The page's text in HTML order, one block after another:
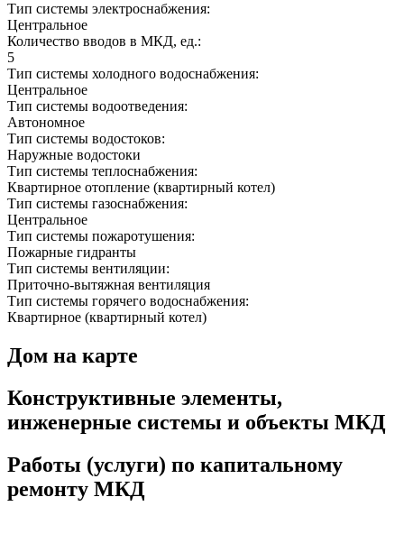
Тип системы электроснабжения:
Центральное
Количество вводов в МКД, ед.:
5
Тип системы холодного водоснабжения:
Центральное
Тип системы водоотведения:
Автономное
Тип системы водостоков:
Наружные водостоки
Тип системы теплоснабжения:
Квартирное отопление (квартирный котел)
Тип системы газоснабжения:
Центральное
Тип системы пожаротушения:
Пожарные гидранты
Тип системы вентиляции:
Приточно-вытяжная вентиляция
Тип системы горячего водоснабжения:
Квартирное (квартирный котел)
Дом на карте
Конструктивные элементы,
инженерные системы и объекты МКД
Работы (услуги) по капитальному
ремонту МКД